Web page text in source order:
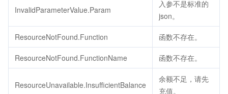
InvalidParameterValue.Param
入参不是标准的
json。
ResourceNotFound.Function 函数不存在。
ResourceNotFound.FunctionName 函数不存在。
ResourceUnavailable.InsufficientBalance
余额不足，请先
充值。